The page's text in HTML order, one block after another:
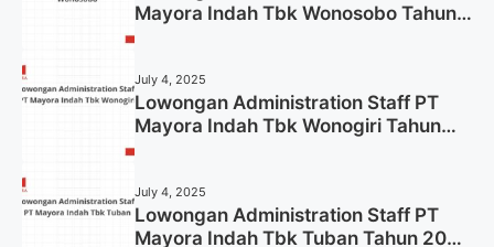
Mayora Indah Tbk Wonosobo Tahun
July 4, 2025
Lowongan Administration Staff PT
Mayora Indah Tbk Wonogiri Tahun
July 4, 2025
Lowongan Administration Staff PT
Mayora Indah Tbk Tuban Tahun 2025